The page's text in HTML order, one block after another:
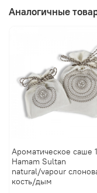
Аналогичные
Ароматическое саше
Hamam Sultan
natural/vapour
кость/дым